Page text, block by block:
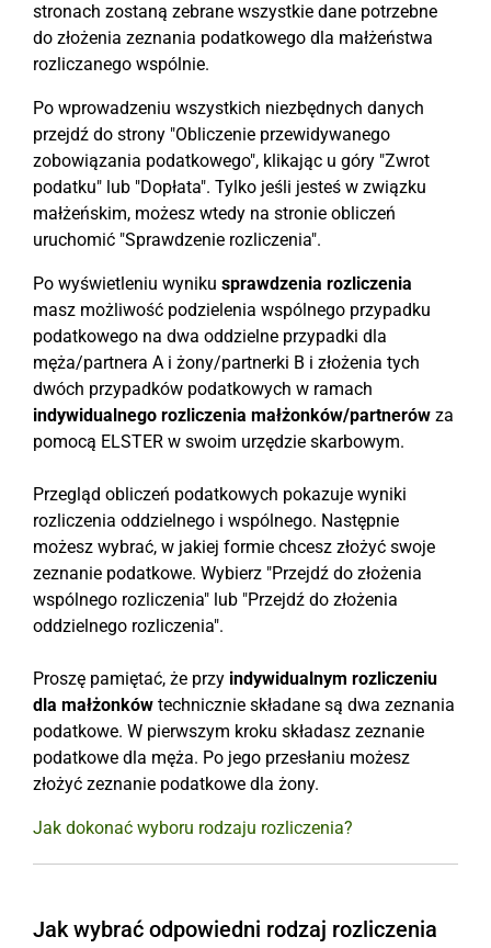
stronach zostaną zebrane wszystkie dane potrzebne
do złożenia zeznania podatkowego dla małżeństwa
rozliczanego wspólnie.
Po wprowadzeniu wszystkich niezbędnych danych
przejdź do strony "Obliczenie przewidywanego
zobowiązania podatkowego", klikając u góry "Zwrot
podatku" lub "Dopłata". Tylko jeśli jesteś w związku
małżeńskim, możesz wtedy na stronie obliczeń
uruchomić "Sprawdzenie rozliczenia".
Po wyświetleniu wyniku sprawdzenia rozliczenia
masz możliwość podzielenia wspólnego przypadku
podatkowego na dwa oddzielne przypadki dla
męża/partnera A i żony/partnerki B i złożenia tych
dwóch przypadków podatkowych w ramach
indywidualnego rozliczenia małżonków/partnerów za
pomocą ELSTER w swoim urzędzie skarbowym.
Przegląd obliczeń podatkowych pokazuje wyniki
rozliczenia oddzielnego i wspólnego. Następnie
możesz wybrać, w jakiej formie chcesz złożyć swoje
zeznanie podatkowe. Wybierz "Przejdź do złożenia
wspólnego rozliczenia" lub "Przejdź do złożenia
oddzielnego rozliczenia".
Proszę pamiętać, że przy indywidualnym rozliczeniu
dla małżonków technicznie składane są dwa zeznania
podatkowe. W pierwszym kroku składasz zeznanie
podatkowe dla męża. Po jego przesłaniu możesz
złożyć zeznanie podatkowe dla żony.
Jak dokonać wyboru rodzaju rozliczenia?
Jak wybrać odpowiedni rodzaj rozliczenia